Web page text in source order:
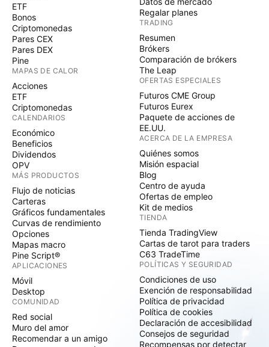
ALPHA (α): - (10 AÑOS) 2,27 (05 AÑOS) 17,16 (03
AÑOS) BETA (β): - (10 AÑOS) 1,42 (05 AÑOS) 0,85
(03 AÑOS) POLITICAS ESG: (6,55 sobre 10). La
calificación MSCI ESG Fund mide la resiliencia de las
carteras frente a los riesgos y oportunidades a largo
plazo derivados de factores ambientales, sociales y
de gobernanza. Los fondos de alta calificación
consisten en empresas que tienden a mostrar una
gestión sólida y/o en mejora de las cuestiones
ambientales, sociales y de gobierno corporativo
financieramente relevantes. Estas empresas pueden
ser más resilientes a las disrupciones derivadas de
los eventos ESG. Aunque la puntuación de riesgo de
carbono ponderada por activos a 12 meses de Pacer
American Energy Independence ETF de 24,1 está
clasificada como media, se sitúa en el extremo
superior de la banda de riesgo de carbono medio, lo
que indica que las tenencias de la cartera del fondo
se comportarían peor que sus homólogas en la
transición a una economía baja en carbono.
Actualmente, el fondo tiene una participación del
100,0% en combustibles fósiles. Se considera alto en
términos absolutos, aunque aproximadamente a la
par con el 99,3% de su par de categoría promedio.
ETF
Bonos
Criptomonedas
Pares CEX
Pares DEX
Pine
MAPAS DE CALOR
Acciones
ETF
Criptomonedas
CALENDARIOS
Económico
Beneficios
Dividendos
OPV
MÁS PRODUCTOS
Flujo de noticias
Carteras
Gráficos fundamentales
Curvas de rendimiento
Opciones
Mapas macro
Pine Script®
APLICACIONES
Móvil
Desktop
COMUNIDAD
Red social
Muro del amor
Recomendar a un amigo
Regalar planes
TRADING
Resumen
Brókers
Comparación de brókers
The Leap
OFERTAS ESPECIALES
Futuros CME Group
Futuros Eurex
Paquete de acciones de
EE.UU.
ACERCA DE LA EMPRESA
Quiénes somos
Misión espacial
Blog
Centro de ayuda
Ofertas de empleo
Kit de medios
TIENDA
Tienda TradingView
Cartas de tarot para traders
C63 TradeTime
POLÍTICAS Y SEGURIDAD
Condiciones de uso
Exención de responsabilidad
Política de privacidad
Política de cookies
Declaración de accesibilidad
Consejos de seguridad
Recompensas por detectar